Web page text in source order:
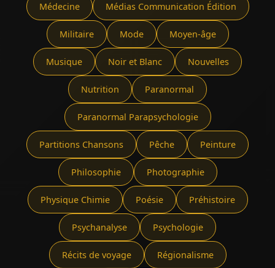
Médecine Médias Communication Édition
Militaire Mode Moyen-âge
Musique Noir et Blanc Nouvelles
Nutrition Paranormal
Paranormal Parapsychologie
Partitions Chansons Pêche Peinture
Philosophie Photographie
Physique Chimie Poésie Préhistoire
Psychanalyse Psychologie
Récits de voyage Régionalisme